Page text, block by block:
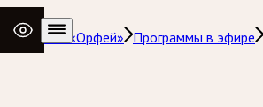
музыки «Орфей» Программы в эфире